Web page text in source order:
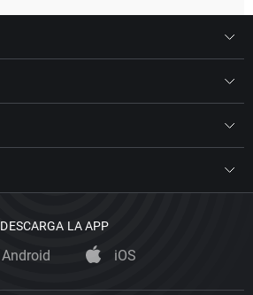
DESCARGA LA APP
Android iOS